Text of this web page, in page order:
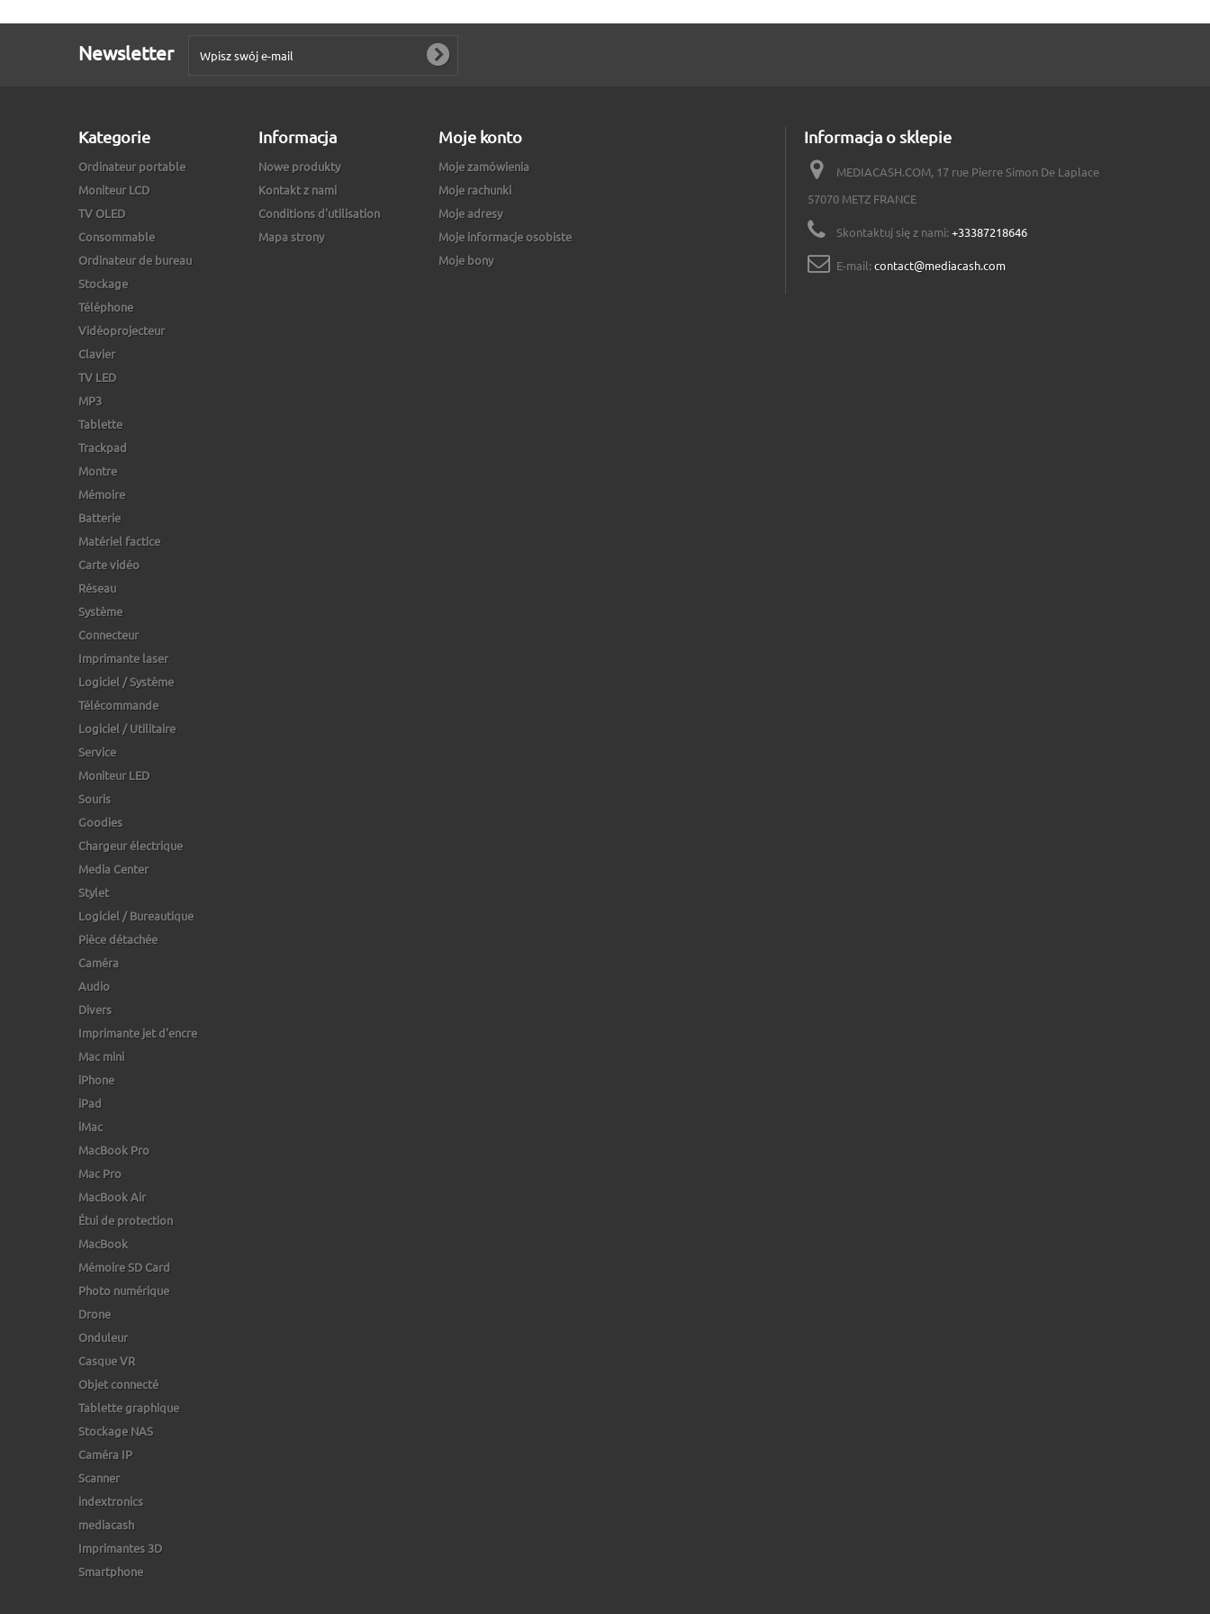
Newsletter
Kategorie
Ordinateur portable
Moniteur LCD
TV OLED
Consommable
Ordinateur de bureau
Stockage
Téléphone
Vidéoprojecteur
Clavier
TV LED
MP3
Tablette
Trackpad
Montre
Mémoire
Batterie
Matériel factice
Carte vidéo
Réseau
Système
Connecteur
Imprimante laser
Logiciel / Système
Télécommande
Logiciel / Utilitaire
Service
Moniteur LED
Souris
Goodies
Chargeur électrique
Media Center
Stylet
Logiciel / Bureautique
Pièce détachée
Caméra
Audio
Divers
Imprimante jet d'encre
Mac mini
iPhone
iPad
iMac
MacBook Pro
Mac Pro
MacBook Air
Étui de protection
MacBook
Mémoire SD Card
Photo numérique
Drone
Onduleur
Casque VR
Objet connecté
Tablette graphique
Stockage NAS
Caméra IP
Scanner
indextronics
mediacash
Imprimantes 3D
Smartphone
Informacja
Nowe produkty
Kontakt z nami
Conditions d'utilisation
Mapa strony
Moje konto
Moje zamówienia
Moje rachunki
Moje adresy
Moje informacje osobiste
Moje bony
Informacja o sklepie
MEDIACASH.COM, 17 rue Pierre Simon De Laplace
57070 METZ FRANCE
Skontaktuj się z nami: +33387218646
E-mail: contact@mediacash.com